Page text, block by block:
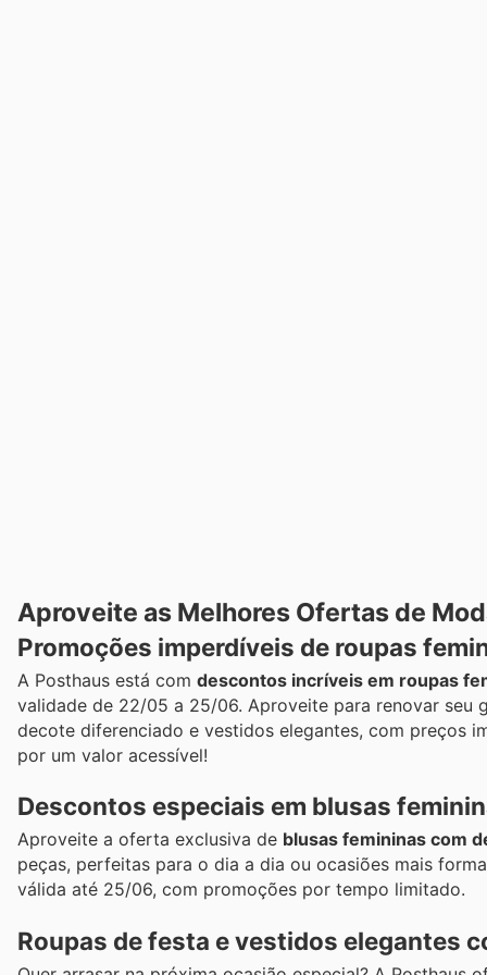
Aproveite as Melhores Ofertas de
Promoções imperdíveis de roupas
A Posthaus está com descontos incríveis em roupas
validade de 22/05 a 25/06. Aproveite para renovar seu
decote diferenciado e vestidos elegantes, com preços
por um valor acessível!
Descontos especiais em blusas
Aproveite a oferta exclusiva de blusas femininas com
peças, perfeitas para o dia a dia ou ocasiões mais
válida até 25/06, com promoções por tempo limitado.
Roupas de festa e vestidos elegantes